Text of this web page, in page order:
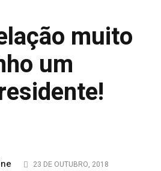
muito
um
23 DE OUTUBRO, 2018